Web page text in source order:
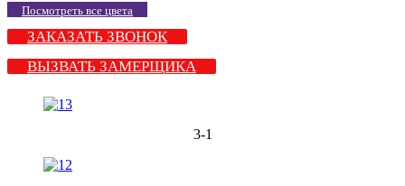
Посмотреть все цвета
ЗАКАЗАТЬ ЗВОНОК
ВЫЗВАТЬ ЗАМЕРЩИКА
3-1